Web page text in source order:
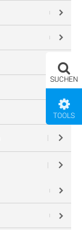
SUCHEN
TOOLS